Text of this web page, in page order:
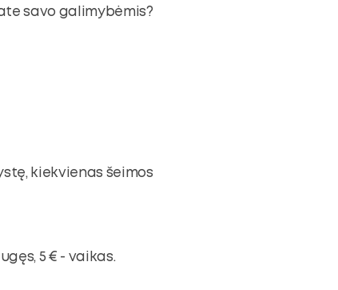
savo galimybėmis?
kiekvienas šeimos
5 € - vaikas.